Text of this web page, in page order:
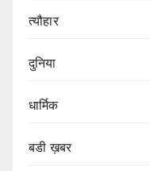
त्यौहार
दुनिया
धार्मिक
बडी ख़बर